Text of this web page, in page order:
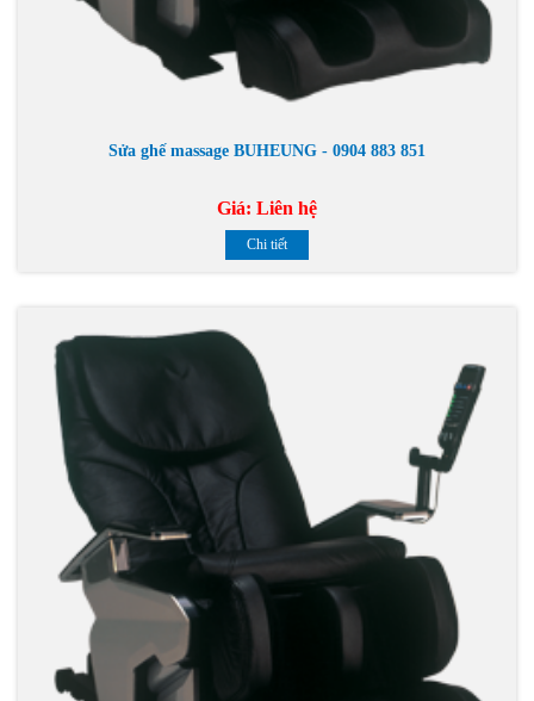
Sửa ghế massage BUHEUNG - 0904 883 851
Giá: Liên hệ
Chi tiết